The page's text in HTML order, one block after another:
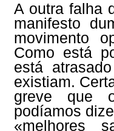
A outra falha
manifesto
movimento
Como está
está
existiam.
greve que
podíamos
«melhores